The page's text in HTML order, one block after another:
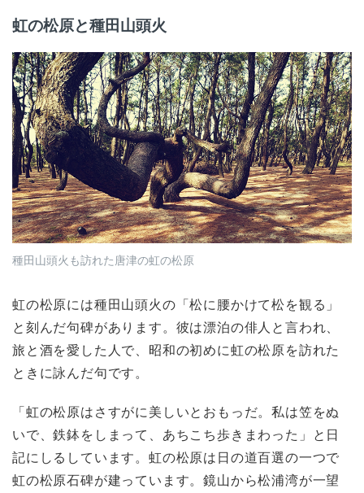
虹の松原と種田山頭火
種田山頭火も訪れた唐津の虹の松原
虹の松原には種田山頭火の「松に腰かけて松を観る」
と刻んだ句碑があります。彼は漂泊の俳人と言われ、
旅と酒を愛した人で、昭和の初めに虹の松原を訪れた
ときに詠んだ句です。
「虹の松原はさすがに美しいとおもっだ。私は笠をぬ
いで、鉄鉢をしまって、あちこち歩きまわった」と日
記にしるしています。虹の松原は日の道百選の一つで
虹の松原石碑が建っています。鏡山から松浦湾が一望